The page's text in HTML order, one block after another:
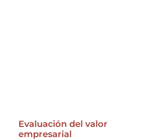
Evaluación del valor
empresarial